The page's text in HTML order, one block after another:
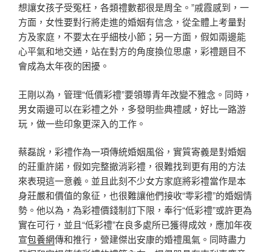
想讓女孩子受冤枉，各類禮數都很是周全。”戚霞感到，一
方面，女性要對行將走進的婚姻有信念，從全體上考量對
方及家庭，不要太在乎細枝小節；另一方面，假如兩邊能
心平氣和地交通，站在對方的角度換位思慮，彩禮題目不
會成為太年夜的困擾。
王剛以為，管理“低價彩禮”要領導青年改變不雅念。同時，
男女兩邊可以在彩禮之外，多發明些典禮感，好比一路游
玩，做一些印象更深入的工作。
蔡磊說，彩禮作為一項傳統婚姻風俗，實質寄義是對婚姻
的莊重許諾，假如完整撤消彩禮，很難找到更有用的方法
來表現這一意義。並且此刻不少女方家庭將彩禮當作是本
身莊嚴和價值的象征，也很難讓他們接收“零彩禮”的婚姻情
勢。他以為，為彩禮價錢制訂下限，奉行“低彩禮”或許更為
實在可行，並且“低彩禮”在良多處所已獲得成效，應加年夜
宣包養網傳和推行，營建傑出安康的婚禮風氣。同時盡力